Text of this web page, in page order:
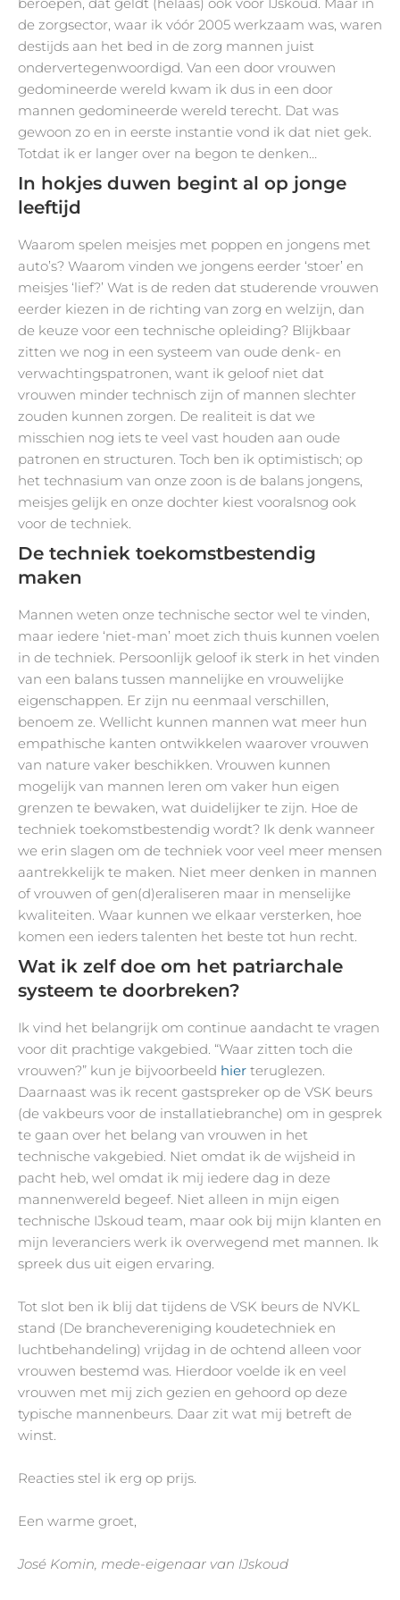
de zorgsector, waar ik vóór 2005 werkzaam was, waren
destijds aan het bed in de zorg mannen juist
ondervertegenwoordigd. Van een door vrouwen
gedomineerde wereld kwam ik dus in een door
mannen gedomineerde wereld terecht. Dat was
gewoon zo en in eerste instantie vond ik dat niet gek.
Totdat ik er langer over na begon te denken…
In hokjes duwen begint al op jonge
leeftijd
Waarom spelen meisjes met poppen en jongens met
auto’s? Waarom vinden we jongens eerder ‘stoer’ en
meisjes ‘lief?’ Wat is de reden dat studerende vrouwen
eerder kiezen in de richting van zorg en welzijn, dan
de keuze voor een technische opleiding? Blijkbaar
zitten we nog in een systeem van oude denk- en
verwachtingspatronen, want ik geloof niet dat
vrouwen minder technisch zijn of mannen slechter
zouden kunnen zorgen. De realiteit is dat we
misschien nog iets te veel vast houden aan oude
patronen en structuren. Toch ben ik optimistisch; op
het technasium van onze zoon is de balans jongens,
meisjes gelijk en onze dochter kiest vooralsnog ook
voor de techniek.
De techniek toekomstbestendig
maken
Mannen weten onze technische sector wel te vinden,
maar iedere ‘niet-man’ moet zich thuis kunnen voelen
in de techniek. Persoonlijk geloof ik sterk in het vinden
van een balans tussen mannelijke en vrouwelijke
eigenschappen. Er zijn nu eenmaal verschillen,
benoem ze. Wellicht kunnen mannen wat meer hun
empathische kanten ontwikkelen waarover vrouwen
van nature vaker beschikken. Vrouwen kunnen
mogelijk van mannen leren om vaker hun eigen
grenzen te bewaken, wat duidelijker te zijn. Hoe de
techniek toekomstbestendig wordt? Ik denk wanneer
we erin slagen om de techniek voor veel meer mensen
aantrekkelijk te maken. Niet meer denken in mannen
of vrouwen of gen(d)eraliseren maar in menselijke
kwaliteiten. Waar kunnen we elkaar versterken, hoe
komen een ieders talenten het beste tot hun recht.
Wat ik zelf doe om het patriarchale
systeem te doorbreken?
Ik vind het belangrijk om continue aandacht te vragen
voor dit prachtige vakgebied. “Waar zitten toch die
vrouwen?” kun je bijvoorbeeld hier teruglezen.
Daarnaast was ik recent gastspreker op de VSK beurs
(de vakbeurs voor de installatiebranche) om in gesprek
te gaan over het belang van vrouwen in het
technische vakgebied. Niet omdat ik de wijsheid in
pacht heb, wel omdat ik mij iedere dag in deze
mannenwereld begeef. Niet alleen in mijn eigen
technische IJskoud team, maar ook bij mijn klanten en
mijn leveranciers werk ik overwegend met mannen. Ik
spreek dus uit eigen ervaring.
Tot slot ben ik blij dat tijdens de VSK beurs de NVKL
stand (De branchevereniging koudetechniek en
luchtbehandeling) vrijdag in de ochtend alleen voor
vrouwen bestemd was. Hierdoor voelde ik en veel
vrouwen met mij zich gezien en gehoord op deze
typische mannenbeurs. Daar zit wat mij betreft de
winst.
Reacties stel ik erg op prijs.
Een warme groet,
José Komin, mede-eigenaar van IJskoud